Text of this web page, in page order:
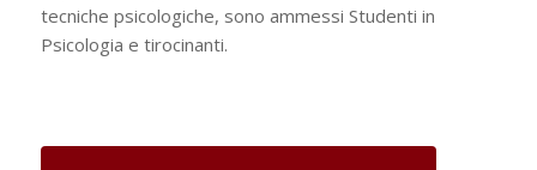
tecniche psicologiche, sono ammessi Studenti in
Psicologia e tirocinanti.